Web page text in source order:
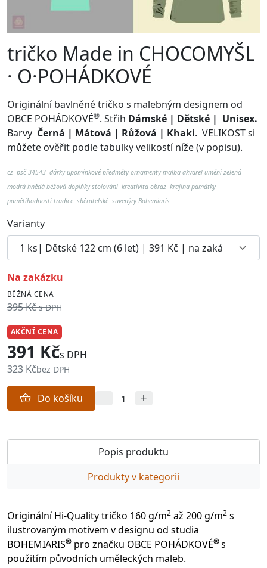
tričko Made in CHOCOMYŠL
· O·POHÁDKOVÉ
Originální bavlněné tričko s malebným designem od
OBCE POHÁDKOVÉ®. Střih Dámské | Dětské | Unisex.
Barvy Černá | Mátová | Růžová | Khaki. VELIKOST si
můžete ověřit podle tabulky velikostí níže (v popisu).
cz psč 34543 dárky upomínkové předměty ornamenty malba akvarel umění zelená
modrá hnědá béžová doplňky stolování kreativita obraz krajina památky
pamětihodnosti tradice sběratelské suvenýry Bohemiaris
Varianty
na zakázku
BĚŽNÁ CENA
395 Kč s DPH
AKČNÍ CENA
391 Kčs DPH
323 Kčbez DPH
Do košíku
Popis produktu
Produkty v kategorii
Originální Hi-Quality tričko 160 g/m2 až 200 g/m2 s
ilustrovaným motivem v designu od studia
BOHEMIARIS® pro značku OBCE POHÁDKOVÉ®s
použitím původních uměleckých maleb.